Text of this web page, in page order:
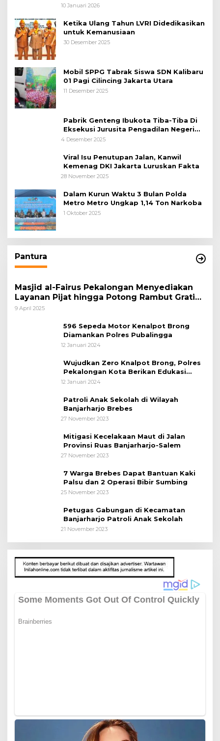
10 Januari 2026
Ketika Ulang Tahun LVRI Didedikasikan
untuk Kemanusiaan
30 Desember 2025
Mobil SPPG Tabrak Siswa SDN Kalibaru
01 Pagi Cilincing Jakarta Utara
11 Desember 2025
Pabrik Genteng Ibukota Tiba-Tiba Di
Eksekusi Jurusita Pengadilan Negeri
Tangerang, Diduga Cacat Hukum Sejak
4 Desember 2025
Viral Isu Penutupan Jalan, Kanwil
Kemenag DKI Jakarta Luruskan Fakta
28 November 2025
Dalam Kurun Waktu 3 Bulan Polda
Metro Metro Ungkap 1,14 Ton Narkoba
1 Oktober 2025
Pantura
Masjid al-Fairus Pekalongan Menyediakan
Layanan Pijat hingga Potong Rambut Gratis
bagi Pemudik Lebaran 2025
9 April 2025
596 Sepeda Motor Kenalpot Brong
Diamankan Polres Pubalingga
12 Januari 2024
Wujudkan Zero Knalpot Brong, Polres
Pekalongan Kota Berikan Edukasi
Kepada Pelajar
12 Januari 2024
Patroli Anak Sekolah di Wilayah
Banjarharjo Brebes
27 November 2023
Mitigasi Kecelakaan Maut di Jalan
Provinsi Ruas Banjarharjo-Salem
27 November 2023
7 Warga Brebes Dapat Bantuan Kaki
Palsu dan 2 Operasi Bibir Sumbing
25 November 2023
Petugas Gabungan di Kecamatan
Banjarharjo Patroli Anak Sekolah
21 November 2023